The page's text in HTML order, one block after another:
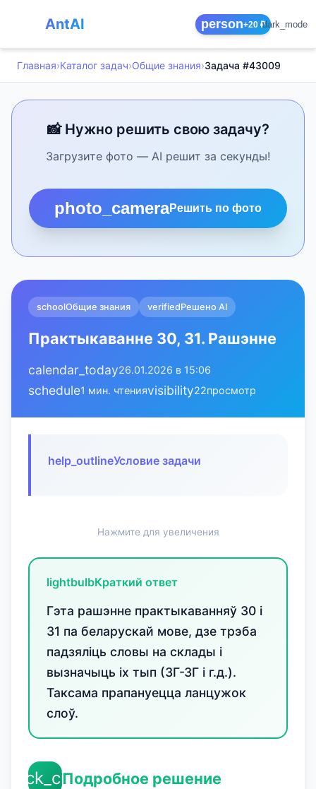
AntAI person+20 ₽dark_mode
Главная›Каталог задач›Общие знания›Задача #43009
📸 Нужно решить свою задачу?
Загрузите фото — AI решит за секунды!
photo_cameraРешить по фото
schoolОбщие знания verifiedРешено AI
Практыкаванне 30, 31. Рашэнне
calendar_today26.01.2026 в 15:06
schedule1 мин. чтенияvisibility22просмотр
help_outlineУсловие задачи
Нажмите для увеличения
lightbulbКраткий ответ
Гэта рашэнне практыкаванняў 30 і
31 па беларускай мове, дзе трэба
падзяліць словы на склады і
вызначыць іх тып (ЗГ-ЗГ і г.д.).
Таксама прапануецца ланцужок
слоў.
Подробное решение